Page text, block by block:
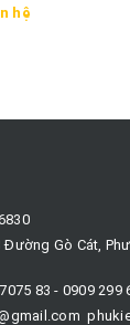
hệ
Đường Gò Cát,
83 - 0909 299